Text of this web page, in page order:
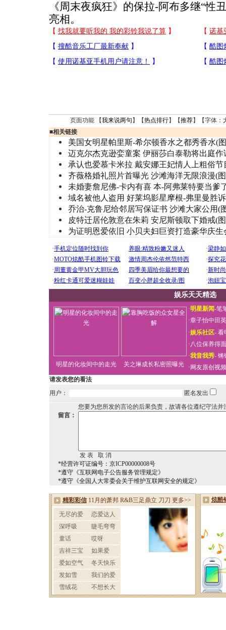
《周末夜疯狂》的保拉-阿布多继“性
亮相。
页面功能 【我来说两句 】【热点排行】【推荐】【字体：
■相关链接
美国女明星帕里斯-希尔顿香水之都秀香水(
迈克尔杰克逊娈童案 伊丽莎白泰勒将出庭作
承认也爱慕卡米拉 戴安娜王妃情人上粗俗节
齐薇格婚礼照片首曝光 沙滩海洋无限浪漫(
未婚妻詹尼佛-卡内有喜 本-阿弗莱特要当爹
域名被他人盗用 好莱坞影星摩根-弗里曼胜诉
乔治-克鲁尼给邻居写保证书 沙滩大家公用(
皮特迁居伦敦意在朱莉 安尼斯顿取下婚戒(
为证明恩爱依旧 小贝夫妇巨资打造豪华庆生
娱乐天天精选
明星的化妆间中的走光 关之琳成长私密照曝光
·明星新闻-笔
·章子怡中田
·娱乐社区- 看
·八位保养得
·我音我秀- 锵
· 网友原创视
请发表您的看法
用户：
匿名发出
您要为您所发的言论的后果负责，故请各位遵纪守法并
留言：
*经营许可证编号：京ICP00000008号
*遵守《互联网电子公告服务管理规定》
*遵守《全国人大常委会关于维护互联网安全的规定》